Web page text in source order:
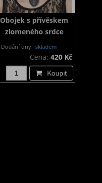
Obojek s přívěskem
zlomeného srdce
Dodání dny: skladem
Cena: 420 Kč
Koupit